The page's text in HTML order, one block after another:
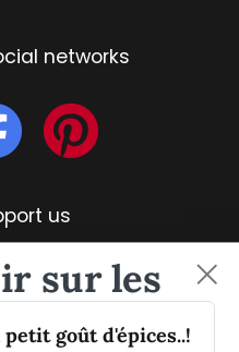
networks
us
goût d'épices..!
sur les
usages